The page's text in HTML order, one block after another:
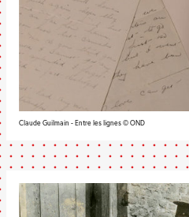
Claude Guilmain - Entre les lignes © OND